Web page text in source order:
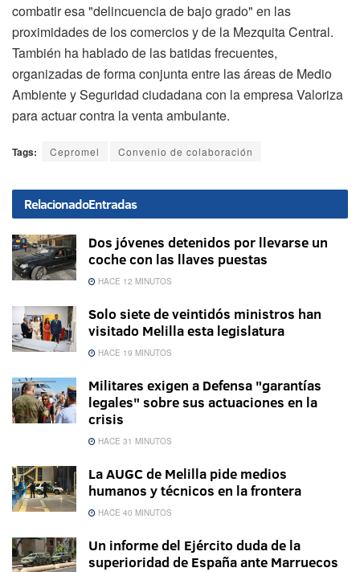
combatir esa "delincuencia de bajo grado" en las
proximidades de los comercios y de la Mezquita Central.
También ha hablado de las batidas frecuentes,
organizadas de forma conjunta entre las áreas de Medio
Ambiente y Seguridad ciudadana con la empresa Valoriza
para actuar contra la venta ambulante.
Tags: Cepromel Convenio de colaboración
RelacionadoEntradas
Dos jóvenes detenidos por llevarse un
coche con las llaves puestas
HACE 12 MINUTOS
Solo siete de veintidós ministros han
visitado Melilla esta legislatura
HACE 19 MINUTOS
Militares exigen a Defensa "garantías
legales" sobre sus actuaciones en la
crisis
HACE 31 MINUTOS
La AUGC de Melilla pide medios
humanos y técnicos en la frontera
HACE 40 MINUTOS
Un informe del Ejército duda de la
superioridad de España ante Marruecos